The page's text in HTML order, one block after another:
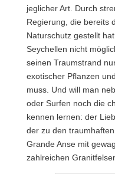
jeglicher Art. Durch
Regierung, die bereits
Naturschutz gestellt
Seychellen nicht
seinen Traumstrand
exotischer Pflanzen
muss. Und will man
oder Surfen noch die
kennen lernen: der
der zu den
Grande Anse mit
zahlreichen